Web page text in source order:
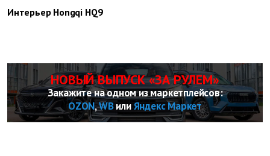
Интерьер Hongqi HQ9
НОВЫЙ ВЫПУСК «ЗА РУЛЕМ»
Закажите на одном из маркетплейсов:
OZON,WBилиЯндекс Маркет